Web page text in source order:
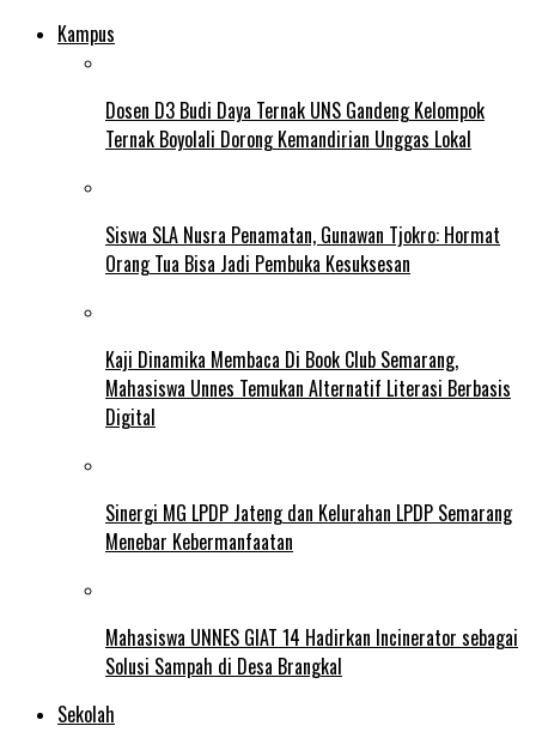
Kampus
Dosen D3 Budi Daya Ternak UNS Gandeng Kelompok
Ternak Boyolali Dorong Kemandirian Unggas Lokal
Siswa SLA Nusra Penamatan, Gunawan Tjokro: Hormat
Orang Tua Bisa Jadi Pembuka Kesuksesan
Kaji Dinamika Membaca Di Book Club Semarang,
Mahasiswa Unnes Temukan Alternatif Literasi Berbasis
Digital
Sinergi MG LPDP Jateng dan Kelurahan LPDP Semarang
Menebar Kebermanfaatan
Mahasiswa UNNES GIAT 14 Hadirkan Incinerator sebagai
Solusi Sampah di Desa Brangkal
Sekolah